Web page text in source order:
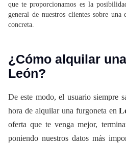
que te proporcionamos es la
general de nuestros clientes sobre una
concreta.
¿Cómo alquilar
León?
De este modo, el usuario siempre
hora de alquilar una furgoneta en
oferta que te venga mejor,
poniendo nuestros datos más